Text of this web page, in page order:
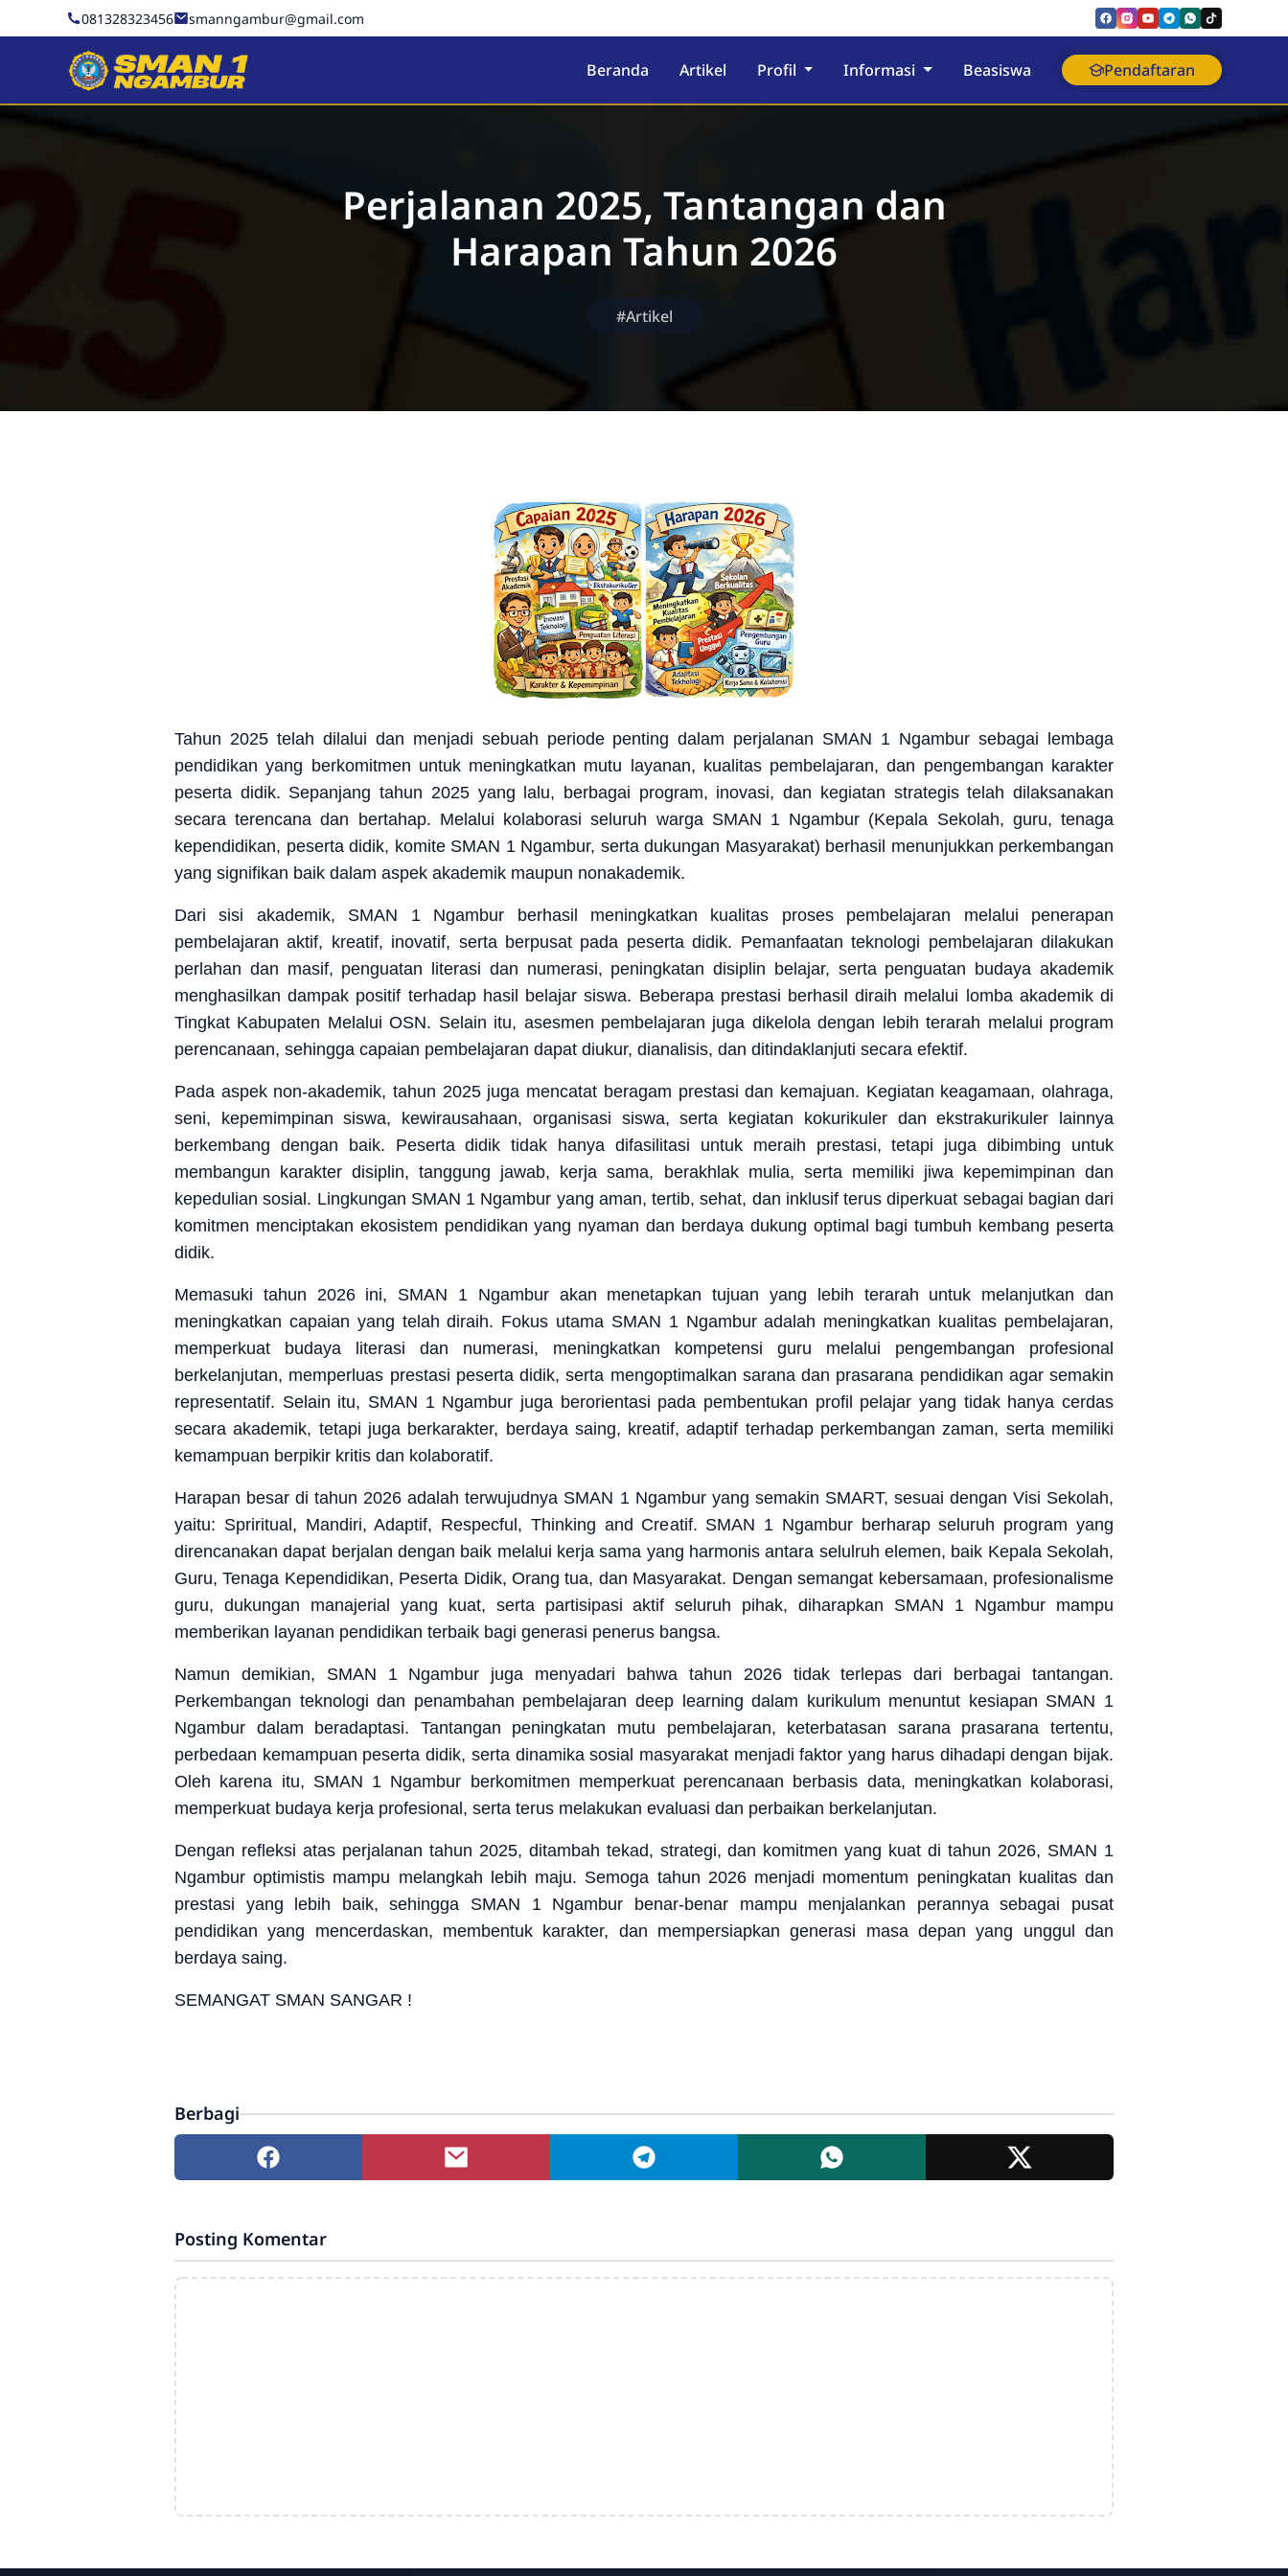
081328323456 smanngambur@gmail.com
SMAN 1 NGAMBUR Beranda Artikel Profil Informasi Beasiswa Pendaftaran
Perjalanan 2025, Tantangan dan
Harapan Tahun 2026
#Artikel
Tahun 2025 telah dilalui dan menjadi sebuah periode penting dalam perjalanan SMAN 1 Ngambur sebagai lembaga
pendidikan yang berkomitmen untuk meningkatkan mutu layanan, kualitas pembelajaran, dan pengembangan karakter
peserta didik. Sepanjang tahun 2025 yang lalu, berbagai program, inovasi, dan kegiatan strategis telah dilaksanakan
secara terencana dan bertahap. Melalui kolaborasi seluruh warga SMAN 1 Ngambur (Kepala Sekolah, guru, tenaga
kependidikan, peserta didik, komite SMAN 1 Ngambur, serta dukungan Masyarakat) berhasil menunjukkan perkembangan
yang signifikan baik dalam aspek akademik maupun nonakademik.
Dari sisi akademik, SMAN 1 Ngambur berhasil meningkatkan kualitas proses pembelajaran melalui penerapan
pembelajaran aktif, kreatif, inovatif, serta berpusat pada peserta didik. Pemanfaatan teknologi pembelajaran dilakukan
perlahan dan masif, penguatan literasi dan numerasi, peningkatan disiplin belajar, serta penguatan budaya akademik
menghasilkan dampak positif terhadap hasil belajar siswa. Beberapa prestasi berhasil diraih melalui lomba akademik di
Tingkat Kabupaten Melalui OSN. Selain itu, asesmen pembelajaran juga dikelola dengan lebih terarah melalui program
perencanaan, sehingga capaian pembelajaran dapat diukur, dianalisis, dan ditindaklanjuti secara efektif.
Pada aspek non-akademik, tahun 2025 juga mencatat beragam prestasi dan kemajuan. Kegiatan keagamaan, olahraga,
seni, kepemimpinan siswa, kewirausahaan, organisasi siswa, serta kegiatan kokurikuler dan ekstrakurikuler lainnya
berkembang dengan baik. Peserta didik tidak hanya difasilitasi untuk meraih prestasi, tetapi juga dibimbing untuk
membangun karakter disiplin, tanggung jawab, kerja sama, berakhlak mulia, serta memiliki jiwa kepemimpinan dan
kepedulian sosial. Lingkungan SMAN 1 Ngambur yang aman, tertib, sehat, dan inklusif terus diperkuat sebagai bagian dari
komitmen menciptakan ekosistem pendidikan yang nyaman dan berdaya dukung optimal bagi tumbuh kembang peserta
didik.
Memasuki tahun 2026 ini, SMAN 1 Ngambur akan menetapkan tujuan yang lebih terarah untuk melanjutkan dan
meningkatkan capaian yang telah diraih. Fokus utama SMAN 1 Ngambur adalah meningkatkan kualitas pembelajaran,
memperkuat budaya literasi dan numerasi, meningkatkan kompetensi guru melalui pengembangan profesional
berkelanjutan, memperluas prestasi peserta didik, serta mengoptimalkan sarana dan prasarana pendidikan agar semakin
representatif. Selain itu, SMAN 1 Ngambur juga berorientasi pada pembentukan profil pelajar yang tidak hanya cerdas
secara akademik, tetapi juga berkarakter, berdaya saing, kreatif, adaptif terhadap perkembangan zaman, serta memiliki
kemampuan berpikir kritis dan kolaboratif.
Harapan besar di tahun 2026 adalah terwujudnya SMAN 1 Ngambur yang semakin SMART, sesuai dengan Visi Sekolah,
yaitu: Spriritual, Mandiri, Adaptif, Respecful, Thinking and Creatif. SMAN 1 Ngambur berharap seluruh program yang
direncanakan dapat berjalan dengan baik melalui kerja sama yang harmonis antara selulruh elemen, baik Kepala Sekolah,
Guru, Tenaga Kependidikan, Peserta Didik, Orang tua, dan Masyarakat. Dengan semangat kebersamaan, profesionalisme
guru, dukungan manajerial yang kuat, serta partisipasi aktif seluruh pihak, diharapkan SMAN 1 Ngambur mampu
memberikan layanan pendidikan terbaik bagi generasi penerus bangsa.
Namun demikian, SMAN 1 Ngambur juga menyadari bahwa tahun 2026 tidak terlepas dari berbagai tantangan.
Perkembangan teknologi dan penambahan pembelajaran deep learning dalam kurikulum menuntut kesiapan SMAN 1
Ngambur dalam beradaptasi. Tantangan peningkatan mutu pembelajaran, keterbatasan sarana prasarana tertentu,
perbedaan kemampuan peserta didik, serta dinamika sosial masyarakat menjadi faktor yang harus dihadapi dengan bijak.
Oleh karena itu, SMAN 1 Ngambur berkomitmen memperkuat perencanaan berbasis data, meningkatkan kolaborasi,
memperkuat budaya kerja profesional, serta terus melakukan evaluasi dan perbaikan berkelanjutan.
Dengan refleksi atas perjalanan tahun 2025, ditambah tekad, strategi, dan komitmen yang kuat di tahun 2026, SMAN 1
Ngambur optimistis mampu melangkah lebih maju. Semoga tahun 2026 menjadi momentum peningkatan kualitas dan
prestasi yang lebih baik, sehingga SMAN 1 Ngambur benar-benar mampu menjalankan perannya sebagai pusat
pendidikan yang mencerdaskan, membentuk karakter, dan mempersiapkan generasi masa depan yang unggul dan
berdaya saing.
SEMANGAT SMAN SANGAR !
Berbagi
Posting Komentar